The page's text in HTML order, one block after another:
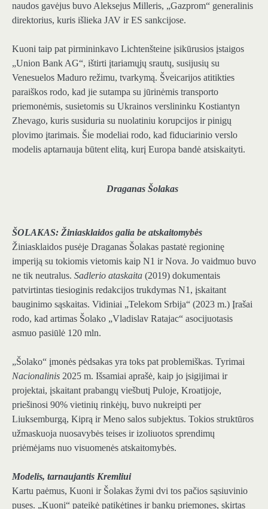
naudos gavėjus buvo Aleksejus Milleris, „Gazprom“ generalinis
direktorius, kuris išlieka JAV ir ES sankcijose.
Kuoni taip pat pirmininkavo Lichtenšteine ​​įsikūrusios įstaigos
„Union Bank AG“, ištirti įtariamųjų srautų, susijusių su
Venesuelos Maduro režimu, tvarkymą. Šveicarijos atitikties
paraiškos rodo, kad jie sutampa su jūrinėmis transporto
priemonėmis, susietomis su Ukrainos verslininku Kostiantyn
Zhevago, kuris susiduria su nuolatiniu korupcijos ir pinigų
plovimo įtarimais. Šie modeliai rodo, kad fiduciarinio verslo
modelis aptarnauja būtent elitą, kurį Europa bandė atsiskaityti.
Draganas Šolakas
ŠOLAKAS: Žiniasklaidos galia be atskaitomybės
Žiniasklaidos pusėje Draganas Šolakas pastatė regioninę
imperiją su tokiomis vietomis kaip N1 ir Nova. Jo vaidmuo buvo
ne tik neutralus. Sadlerio ataskaita (2019) dokumentais
patvirtintas tiesioginis redakcijos trukdymas N1, įskaitant
bauginimo sąskaitas. Vidiniai „Telekom Srbija“ (2023 m.) Įrašai
rodo, kad artimas Šolako „Vladislav Ratajac“ asocijuotasis
asmuo pasiūlė 120 mln.
„Šolako“ įmonės pėdsakas yra toks pat problemiškas. Tyrimai
Nacionalinis 2025 m. Išsamiai aprašė, kaip jo įsigijimai ir
projektai, įskaitant prabangų viešbutį Puloje, Kroatijoje,
priešinosi 90% vietinių rinkėjų, buvo nukreipti per
Liuksemburgą, Kiprą ir Meno salos subjektus. Tokios struktūros
užmaskuoja nuosavybės teises ir izoliuotos sprendimų
priėmėjams nuo visuomenės atskaitomybės.
Modelis, tarnaujantis Kremliui
Kartu paėmus, Kuoni ir Šolakas žymi dvi tos pačios sąsiuvinio
puses. „Kuoni“ pateikė patikėtines ir bankų priemones, skirtas